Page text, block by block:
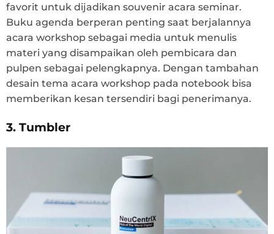
favorit untuk dijadikan souvenir acara seminar.
Buku agenda berperan penting saat berjalannya
acara workshop sebagai media untuk menulis
materi yang disampaikan oleh pembicara dan
pulpen sebagai pelengkapnya. Dengan tambahan
desain tema acara workshop pada notebook bisa
memberikan kesan tersendiri bagi penerimanya.
3. Tumbler